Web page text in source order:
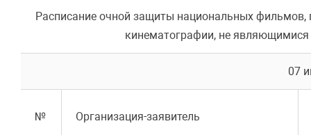
Расписание очной защиты национальных
кинематографии, не являющимися
07
№ Организация-заявитель